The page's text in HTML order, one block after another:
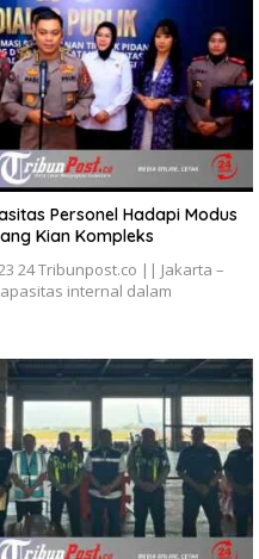
Personel Hadapi Modus
Kian Kompleks
24 Tribunpost.co || Jakarta –
internal dalam